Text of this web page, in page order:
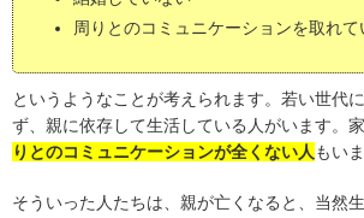
周りとのコミュニケーションを取れて
というようなことが考えられます。若い世代
ず、親に依存して生活している人がいます。
りとのコミュニケーションが全くない人もいま
そういった人たちは、親が亡くなると、当然